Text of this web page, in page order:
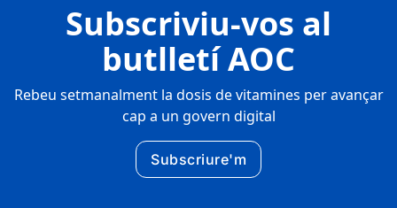
Subscriviu-vos al
butlletí AOC
Rebeu setmanalment la dosis de vitamines per avançar
cap a un govern digital
Subscriure'm